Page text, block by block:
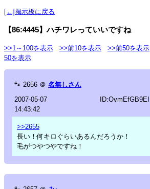
[←]掲示板に戻る
【86:4445】ハチワレっていいですね
>>1～100を表示 >>前10を表示 >>前50を表示
50を表示
🐾 2656 ＠ 名無しさん
2007-05-07
14:43:42
ID:OvmEfGB9EI
>>2655
長い！何キロぐらいあるんだろうか！
毛がつやつやですね！